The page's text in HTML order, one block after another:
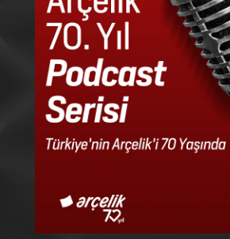
18:00
20:00
Nihat Sırdar
Nihat'la Sivrisinek
20:00
21:00
Oğuz Otay
Gezmek Yetmez
21:00
Zeki Kayahan Coşkun